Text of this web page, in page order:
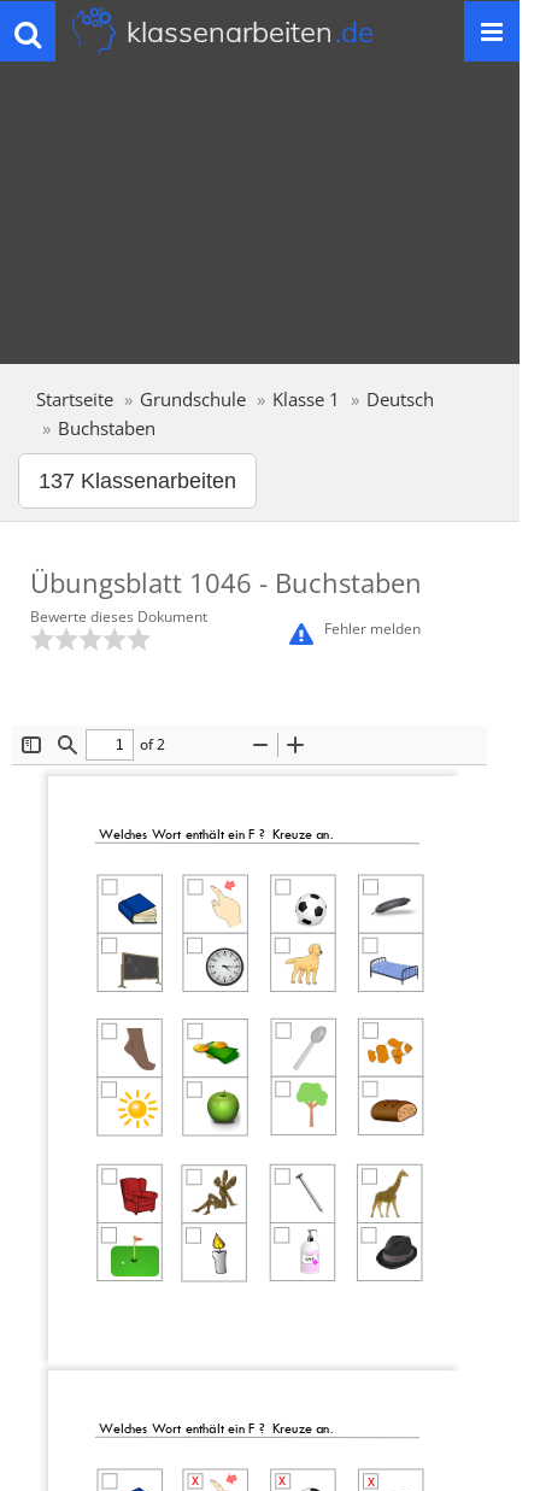
Toggle
navigation
klassenarbeiten.de
Startseite Grundschule Klasse 1
Deutsch
Buchstaben
137 Klassenarbeiten
Übungsblatt 1046 - Buchstaben
Fehler melden
Bewerte dieses Dokument
Toggle
Sidebar
Find
of 2
Zoom
Out
In
Welches Wort enthält ein F ? Kreuze an.
Welches Wort enthält ein F ? Kreuze an.
x x x